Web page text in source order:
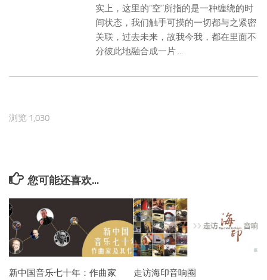
实上，这里的“空”所指的是一种缠绕的时
间状态，我们触手可摸的一切都与之紧密
关联，过去未来，故我今我，都在里面不
分彼此地融合成一片 ...
浏览 1,030
您可能还喜欢...
新中国音乐七十年：作曲家 走访海印音响圈